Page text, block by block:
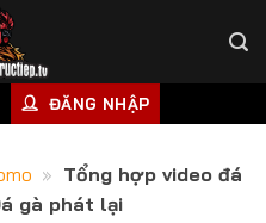
ĐĂNG NHẬP
» Tổng hợp video đá
gà phát lại